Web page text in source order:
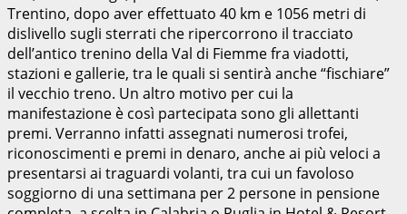
Trentino, dopo aver effettuato 40 km e 1056 metri di
dislivello sugli sterrati che ripercorrono il tracciato
dell’antico trenino della Val di Fiemme fra viadotti,
stazioni e gallerie, tra le quali si sentirà anche “fischiare”
il vecchio treno. Un altro motivo per cui la
manifestazione è così partecipata sono gli allettanti
premi. Verranno infatti assegnati numerosi trofei,
riconoscimenti e premi in denaro, anche ai più veloci a
presentarsi ai traguardi volanti, tra cui un favoloso
soggiorno di una settimana per 2 persone in pensione